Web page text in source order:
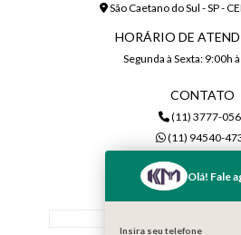
São Caetano do Sul - SP -
HORÁRIO DE
Segunda à Sexta: 9:00h
CONTATO
(11) 3777-
(11) 94540-
Olá! Fale
Insira seu telefone